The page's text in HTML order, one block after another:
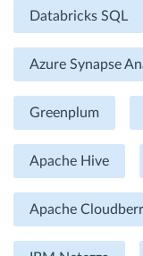
Databricks SQL
Azure Synapse
Greenplum
Apache Hive
Apache